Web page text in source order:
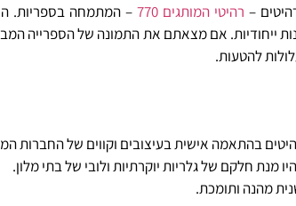
– רהיטי המותגים 770
– המתמחה בספריות.
ייחודיות. אם מצאתם את התמונה של הספרייה
להטעות.
רהיטים בהתאמה אישית בעיצובים וקווים של החברות
מנת חלקם של גלריות יוקרתיות ולובי של בתי מלון.
מהנה ותומכת.